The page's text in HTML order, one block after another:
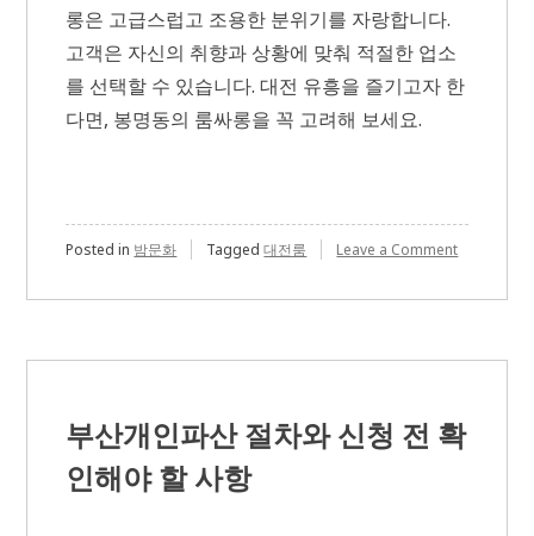
롱은 고급스럽고 조용한 분위기를 자랑합니다.
고객은 자신의 취향과 상황에 맞춰 적절한 업소
를 선택할 수 있습니다. 대전 유흥을 즐기고자 한
다면, 봉명동의 룸싸롱을 꼭 고려해 보세요.
Posted in 밤문화 Tagged대전룸 Leave a Commenton
동
롱
시
부산개인파산 절차와 신청 전 확
인해야 할 사항